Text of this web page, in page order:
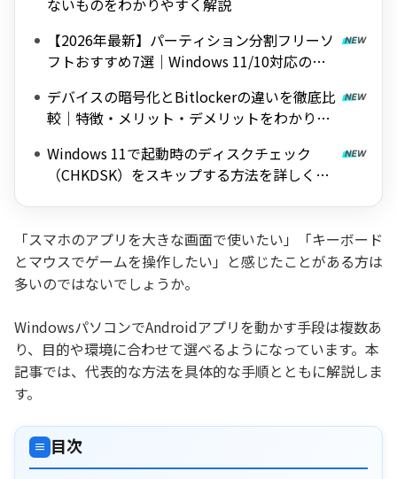
ないものをわかりやすく解説
【2026年最新】パーティション分割フリーソ
フトおすすめ7選｜Windows 11/10対応の無
デバイスの暗号化とBitlockerの違いを徹底比
較｜特徴・メリット・デメリットをわかりや
Windows 11で起動時のディスクチェック
（CHKDSK）をスキップする方法を詳しく解
「スマホのアプリを大きな画面で使いたい」「キーボード
とマウスでゲームを操作したい」と感じたことがある方は
多いのではないでしょうか。
WindowsパソコンでAndroidアプリを動かす手段は複数あ
り、目的や環境に合わせて選べるようになっています。本
記事では、代表的な方法を具体的な手順とともに解説しま
す。
≡ 目次